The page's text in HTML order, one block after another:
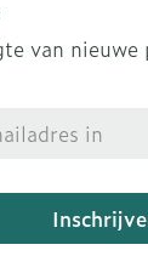
van nieuwe